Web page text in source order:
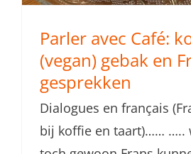
Parler avec Café:
(vegan) gebak en
gesprekken
Dialogues en français
bij koffie en taart)…… …..